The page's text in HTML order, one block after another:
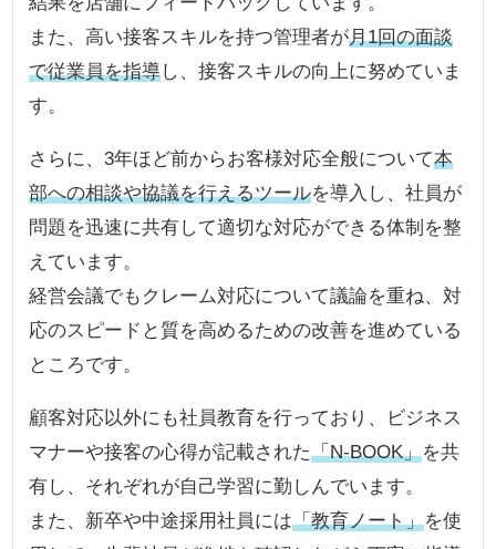
また、高い接客スキルを持つ管理者が月1回の面談
で従業員を指導し、接客スキルの向上に努めていま
す。
さらに、3年ほど前からお客様対応全般について本
部への相談や協議を行えるツールを導入し、社員が
問題を迅速に共有して適切な対応ができる体制を整
えています。
経営会議でもクレーム対応について議論を重ね、対
応のスピードと質を高めるための改善を進めている
ところです。
顧客対応以外にも社員教育を行っており、ビジネス
マナーや接客の心得が記載された「N-BOOK」を共
有し、それぞれが自己学習に勤しんでいます。
また、新卒や中途採用社員には「教育ノート」を使